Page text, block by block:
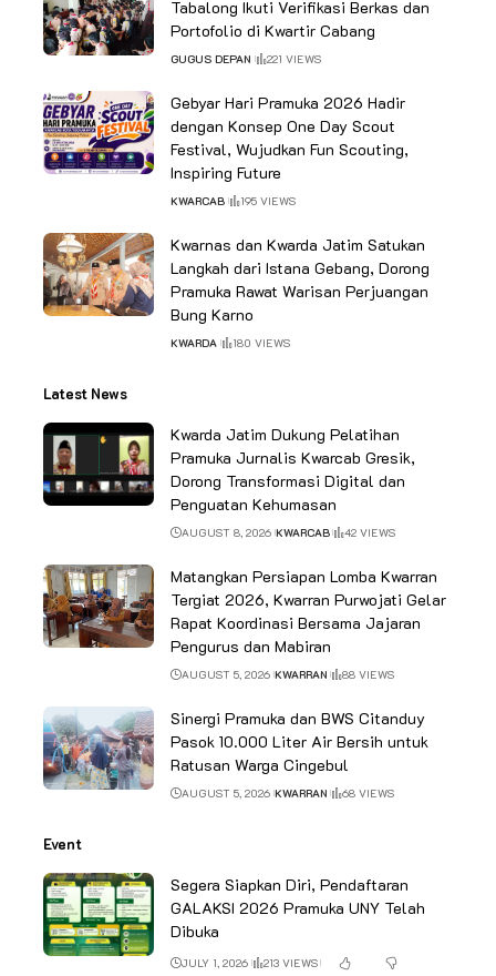
Tabalong Ikuti Verifikasi Berkas dan
Portofolio di Kwartir Cabang
GUGUS DEPAN 221 VIEWS
Gebyar Hari Pramuka 2026 Hadir
dengan Konsep One Day Scout
Festival, Wujudkan Fun Scouting,
Inspiring Future
KWARCAB 195 VIEWS
Kwarnas dan Kwarda Jatim Satukan
Langkah dari Istana Gebang, Dorong
Pramuka Rawat Warisan Perjuangan
Bung Karno
KWARDA 180 VIEWS
Latest News
Kwarda Jatim Dukung Pelatihan
Pramuka Jurnalis Kwarcab Gresik,
Dorong Transformasi Digital dan
Penguatan Kehumasan
AUGUST 8, 2026 KWARCAB 42 VIEWS
Matangkan Persiapan Lomba Kwarran
Tergiat 2026, Kwarran Purwojati Gelar
Rapat Koordinasi Bersama Jajaran
Pengurus dan Mabiran
AUGUST 5, 2026 KWARRAN 88 VIEWS
Sinergi Pramuka dan BWS Citanduy
Pasok 10.000 Liter Air Bersih untuk
Ratusan Warga Cingebul
AUGUST 5, 2026 KWARRAN 68 VIEWS
Event
Segera Siapkan Diri, Pendaftaran
GALAKSI 2026 Pramuka UNY Telah
Dibuka
JULY 1, 2026 213 VIEWS